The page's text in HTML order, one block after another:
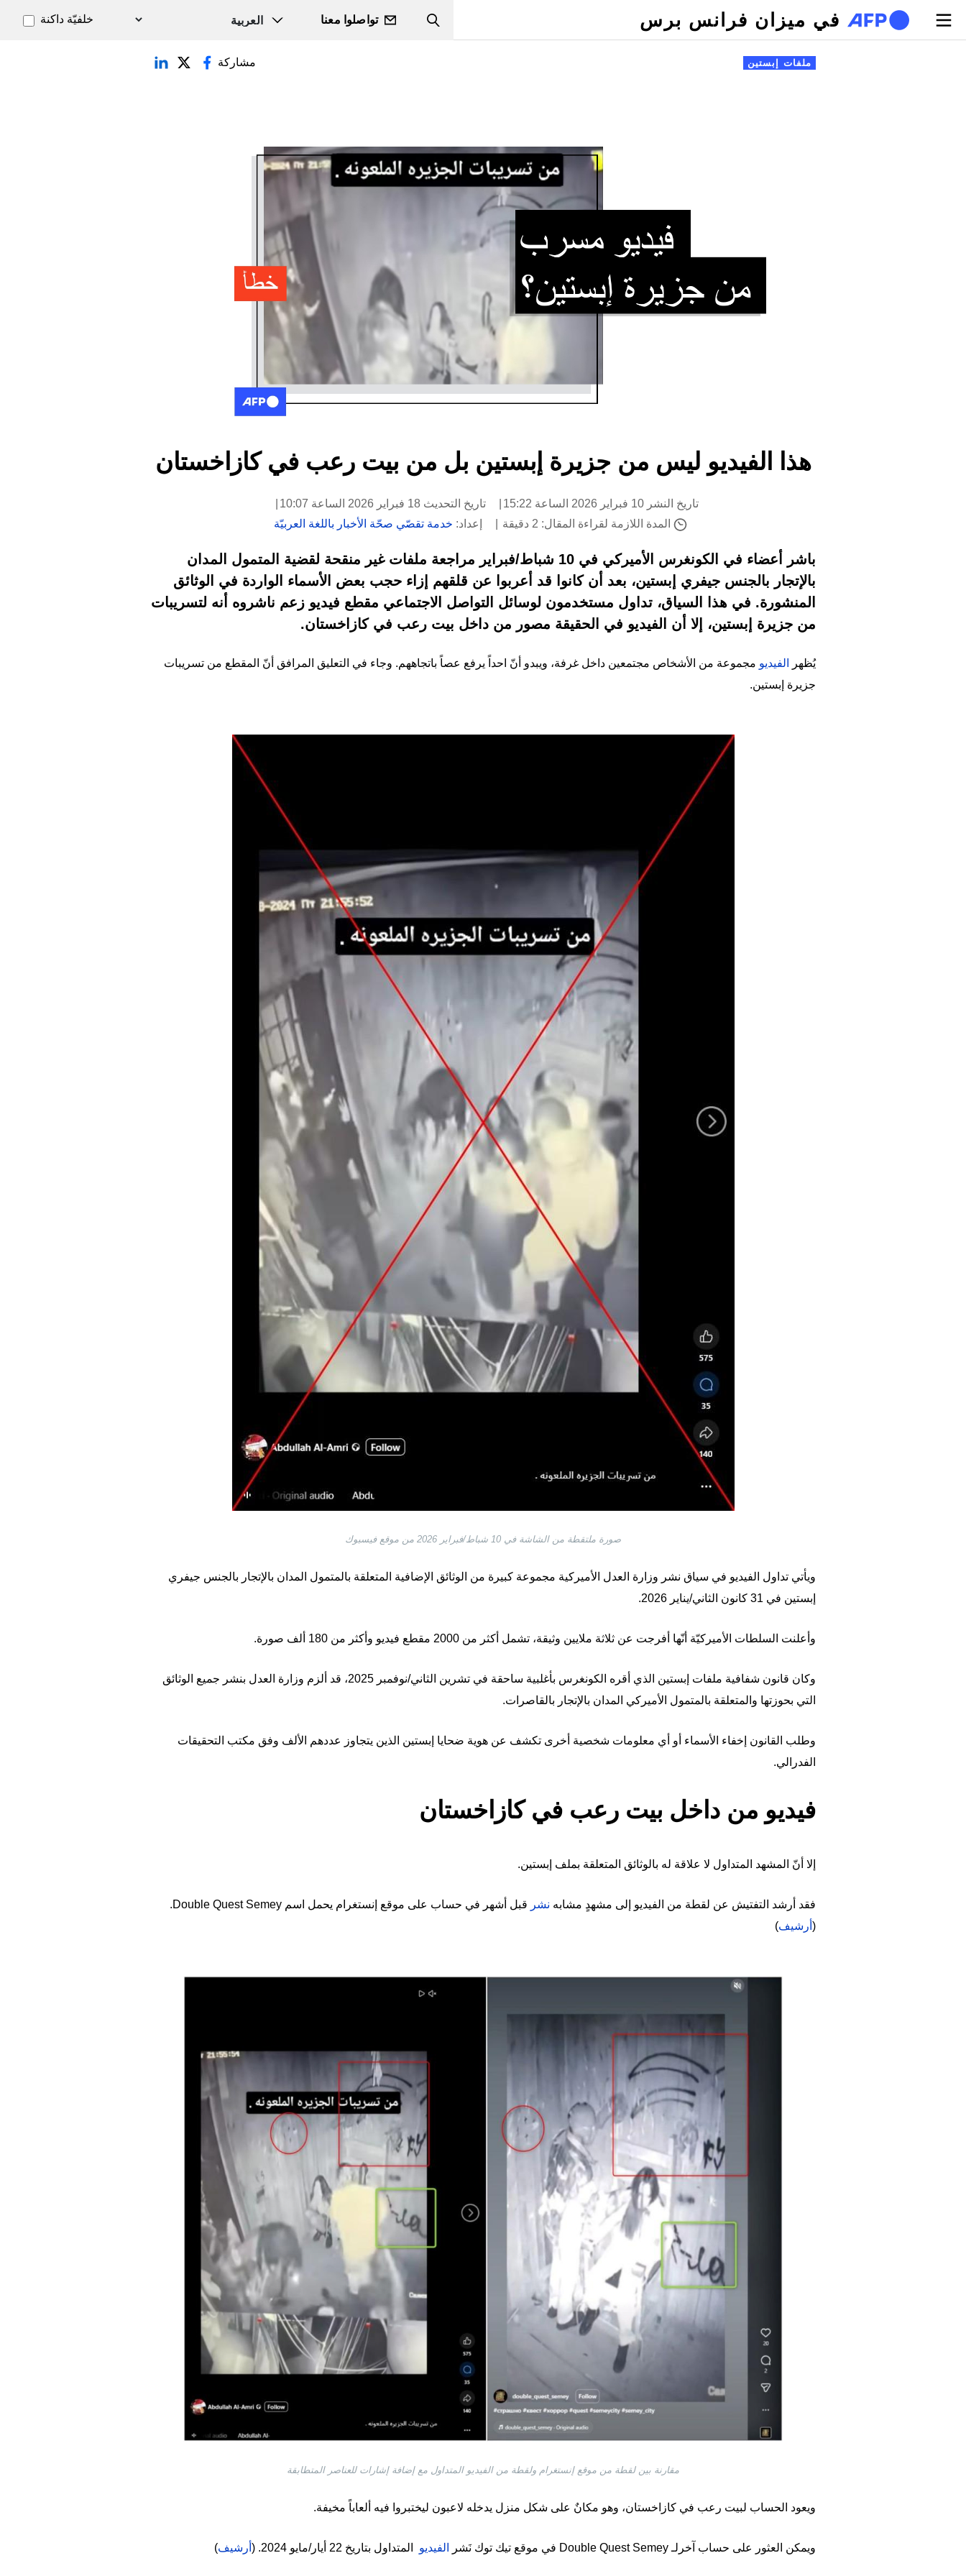
تجاوز إلى المحتوى الرئيسي
في ميزان فرانس برس Search
تواصلوا معنا خلفيّة داكنة
التبويبات الأساسية
ملفات إبستين مشاركة
هذا الفيديو ليس من جزيرة إبستين بل من بيت رعب في كازاخستان
تاريخ النشر 10 فبراير 2026 الساعة 15:22
تاريخ التحديث 18 فبراير 2026 الساعة 10:07
المدة اللازمة لقراءة المقال: 2 دقيقة
إعداد: خدمة تقصّي صحّة الأخبار باللغة العربيّة
باشر أعضاء في الكونغرس الأميركي في 10 شباط/فبراير مراجعة ملفات غير منقحة لقضية المتمول المدان
بالإتجار بالجنس جيفري إبستين، بعد أن كانوا قد أعربوا عن قلقهم إزاء حجب بعض الأسماء الواردة في الوثائق
المنشورة. في هذا السياق، تداول مستخدمون لوسائل التواصل الاجتماعي مقطع فيديو زعم ناشروه أنه لتسريبات
من جزيرة إبستين، إلا أن الفيديو في الحقيقة مصور من داخل بيت رعب في كازاخستان.
يُظهر الفيديو مجموعة من الأشخاص مجتمعين داخل غرفة، ويبدو أنّ احداً يرفع عصاً باتجاههم. وجاء في التعليق المرافق أنّ المقطع من تسريبات
جزيرة إبستين.
صورة ملتقطة من الشاشة في 10 شباط/فبراير 2026 من موقع فيسبوك
ويأتي تداول الفيديو في سياق نشر وزارة العدل الأميركية مجموعة كبيرة من الوثائق الإضافية المتعلقة بالمتمول المدان بالإتجار بالجنس جيفري
إبستين في 31 كانون الثاني/يناير 2026.
وأعلنت السلطات الأميركيّة أنّها أفرجت عن ثلاثة ملايين وثيقة، تشمل أكثر من 2000 مقطع فيديو وأكثر من 180 ألف صورة.
وكان قانون شفافية ملفات إبستين الذي أقره الكونغرس بأغلبية ساحقة في تشرين الثاني/نوفمبر 2025، قد ألزم وزارة العدل بنشر جميع الوثائق
التي بحوزتها والمتعلقة بالمتمول الأميركي المدان بالإتجار بالقاصرات.
وطلب القانون إخفاء الأسماء أو أي معلومات شخصية أخرى تكشف عن هوية ضحايا إبستين الذين يتجاوز عددهم الألف وفق مكتب التحقيقات
الفدرالي.
فيديو من داخل بيت رعب في كازاخستان
إلا أنّ المشهد المتداول لا علاقة له بالوثائق المتعلقة بملف إبستين.
فقد أرشد التفتيش عن لقطة من الفيديو إلى مشهدٍ مشابه نشر
قبل أشهر في حساب على موقع إنستغرام يحمل اسم Double Quest Semey.
( أرشيف)
مقارنة بين لقطة من موقع إنستغرام ولقطة من الفيديو المتداول مع إضافة إشارات للعناصر المتطابقة
ويعود الحساب لبيت رعب في كازاخستان، وهو مكانٌ على شكل منزل يدخله لاعبون ليختبروا فيه ألعاباً مخيفة.
ويمكن العثور على حساب آخرلـ Double Quest Semey في موقع تيك توك نَشر الفيديو المتداول بتاريخ 22 أيار/مايو 2024. ( أرشيف)